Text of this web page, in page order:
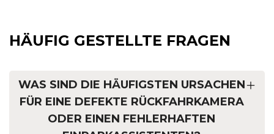
HÄUFIG GESTELLTE FRAGEN
WAS SIND DIE HÄUFIGSTEN URSACHEN
FÜR EINE DEFEKTE RÜCKFAHRKAMERA
ODER EINEN FEHLERHAFTEN